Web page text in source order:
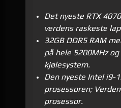
Det nyeste RTX
verdens raskeste
32GB DDR5 RAM
på hele 5200MHz
kjølesystem.
Den nyeste Intel i9-
prosessoren;
prosessor.